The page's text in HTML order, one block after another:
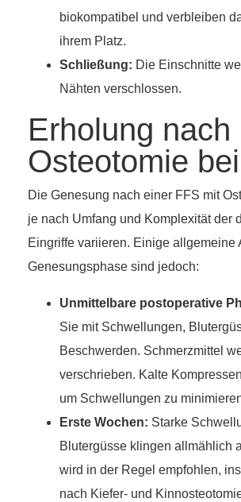
biokompatibel und verbleiben
ihrem Platz.
Schließung: Die Einschnitte
Nähten verschlossen.
Erholung nach
Osteotomie
Die Genesung nach einer FFS mit
je nach Umfang und Komplexität der
Eingriffe variieren. Einige allgemeine
Genesungsphase sind jedoch:
Unmittelbare postoperative
Sie mit Schwellungen,
Beschwerden. Schmerzmittel
verschrieben. Kalte
um Schwellungen zu
Erste Wochen: Starke
Blutergüsse klingen allmählich
wird in der Regel empfohlen,
nach Kiefer- und